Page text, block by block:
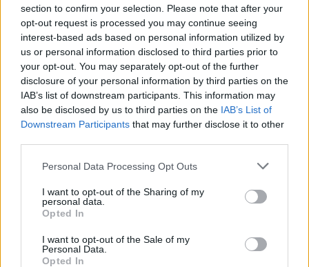
section to confirm your selection. Please note that after your
opt-out request is processed you may continue seeing
interest-based ads based on personal information utilized by
us or personal information disclosed to third parties prior to
your opt-out. You may separately opt-out of the further
disclosure of your personal information by third parties on the
IAB’s list of downstream participants. This information may
also be disclosed by us to third parties on the IAB’s List of
Downstream Participants that may further disclose it to other
Personal Data Processing Opt Outs
I want to opt-out of the Sharing of my
personal data.
Opted In
I want to opt-out of the Sale of my
Personal Data.
Opted In
Pest megye
Fából épül Budakeszi új óvodája
Országos
Kecskeméten is szakirányú
továbbképzésekkel erősít a Gál Ferenc
Egyetem
HIRDETÉS
HIRDETÉS